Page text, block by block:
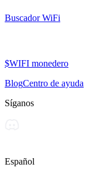
Buscador WiFi
$WIFI monedero
BlogCentro de ayuda
Síganos
Español